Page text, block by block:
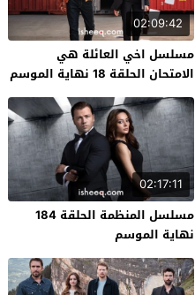
02:09:42
مسلسل اخي العائلة هي
الامتحان الحلقة 18 نهاية الموسم
02:17:11
مسلسل المنظمة الحلقة 184
نهاية الموسم